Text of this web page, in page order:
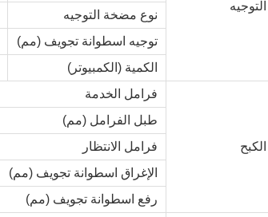
نوع مضخة التوجيه
توجيه اسطوانة تجويف (مم)
الكمية (الكمبيوتر)
فرامل الخدمة
طبل الفرامل (مم)
فرامل الانتظار
الإغراق اسطوانة تجويف (مم)
رفع اسطوانة تجويف (مم)